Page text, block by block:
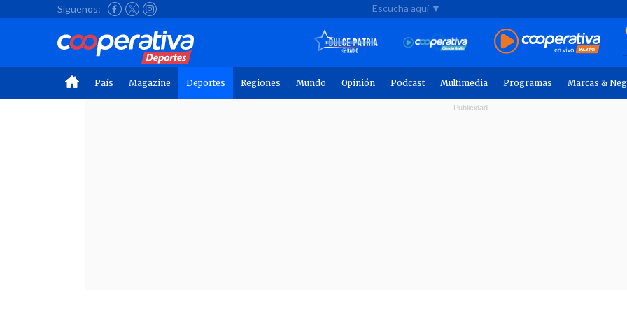
Síguenos: Escucha aquí ▼
País Magazine Deportes Regiones Mundo Opinión Podcast Multimedia Programas Marcas &